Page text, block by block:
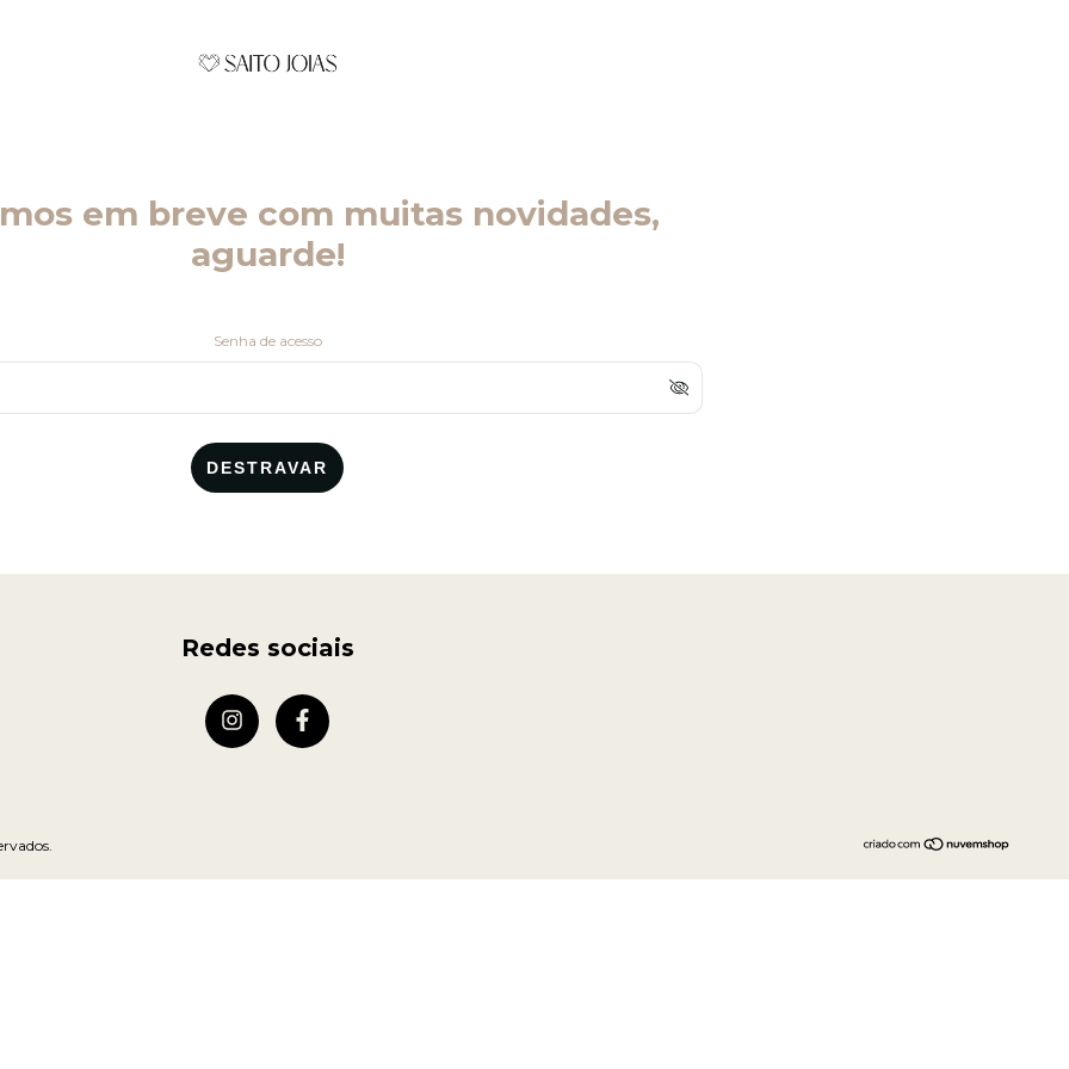
em breve com muitas novidades,
aguarde!
Senha de acesso
DESTRAVAR
Redes sociais